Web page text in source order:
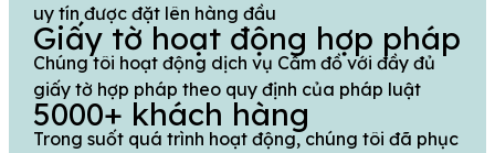
uy tín được đặt lên hàng đầu
Giấy tờ hoạt động hợp pháp
Chúng tôi hoạt động dịch vụ Cầm đồ với đầy đủ
giấy tờ hợp pháp theo quy định của pháp luật
5000+ khách hàng
Trong suốt quá trình hoạt động, chúng tôi đã phục